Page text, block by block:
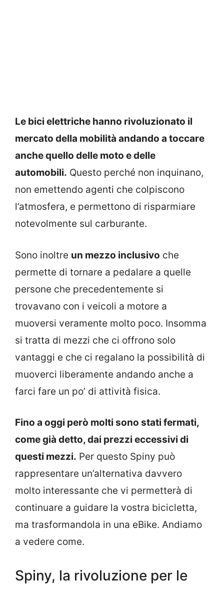
Le bici elettriche hanno rivoluzionato il
mercato della mobilità andando a toccare
anche quello delle moto e delle
automobili. Questo perché non inquinano,
non emettendo agenti che colpiscono
l’atmosfera, e permettono di risparmiare
notevolmente sul carburante.
Sono inoltre un mezzo inclusivo che
permette di tornare a pedalare a quelle
persone che precedentemente si
trovavano con i veicoli a motore a
muoversi veramente molto poco. Insomma
si tratta di mezzi che ci offrono solo
vantaggi e che ci regalano la possibilità di
muoverci liberamente andando anche a
farci fare un po’ di attività fisica.
Fino a oggi però molti sono stati fermati,
come già detto, dai prezzi eccessivi di
questi mezzi. Per questo Spiny può
rappresentare un’alternativa davvero
molto interessante che vi permetterà di
continuare a guidare la vostra bicicletta,
ma trasformandola in una eBike. Andiamo
a vedere come.
Spiny, la rivoluzione per le